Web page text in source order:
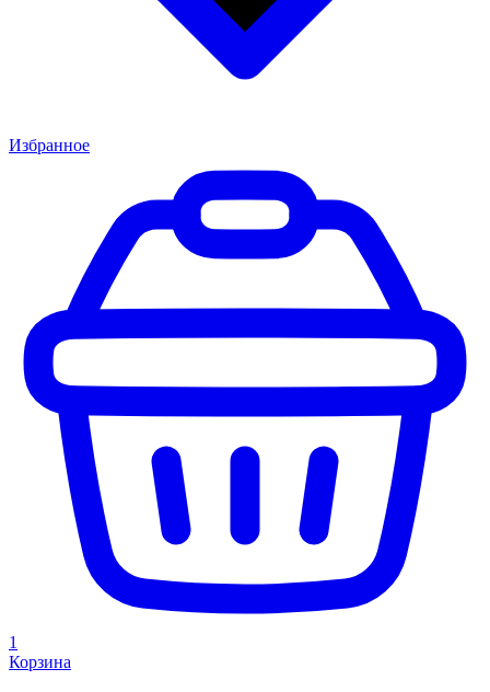
Избранное
1
Корзина